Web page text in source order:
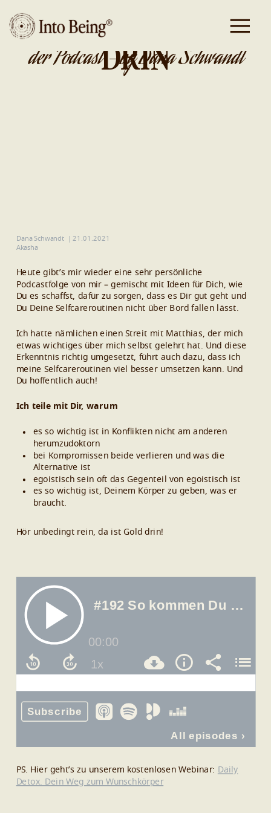
DA IST GOLD
DRIN
der Podcast - by Dana Schwandt
Dana Schwandt
21.01.2021
Akasha
Heute gibt’s mir wieder eine sehr persönliche
Podcastfolge von mir – gemischt mit Ideen für Dich, wie
Du es schaffst, dafür zu sorgen, dass es Dir gut geht und
Du Deine Selfcareroutinen nicht über Bord fallen lässt.
Ich hatte nämlichen einen Streit mit Matthias, der mich
etwas wichtiges über mich selbst gelehrt hat. Und diese
Erkenntnis richtig umgesetzt, führt auch dazu, dass ich
meine Selfcareroutinen viel besser umsetzen kann. Und
Du hoffentlich auch!
Ich teile mit Dir, warum
es so wichtig ist in Konflikten nicht am anderen
herumzudoktorn
bei Kompromissen beide verlieren und was die
Alternative ist
egoistisch sein oft das Gegenteil von egoistisch ist
es so wichtig ist, Deinem Körper zu geben, was er
braucht.
Hör unbedingt rein, da ist Gold drin!
PS. Hier geht’s zu unserem kostenlosen Webinar: Daily
Detox. Dein Weg zum Wunschkörper